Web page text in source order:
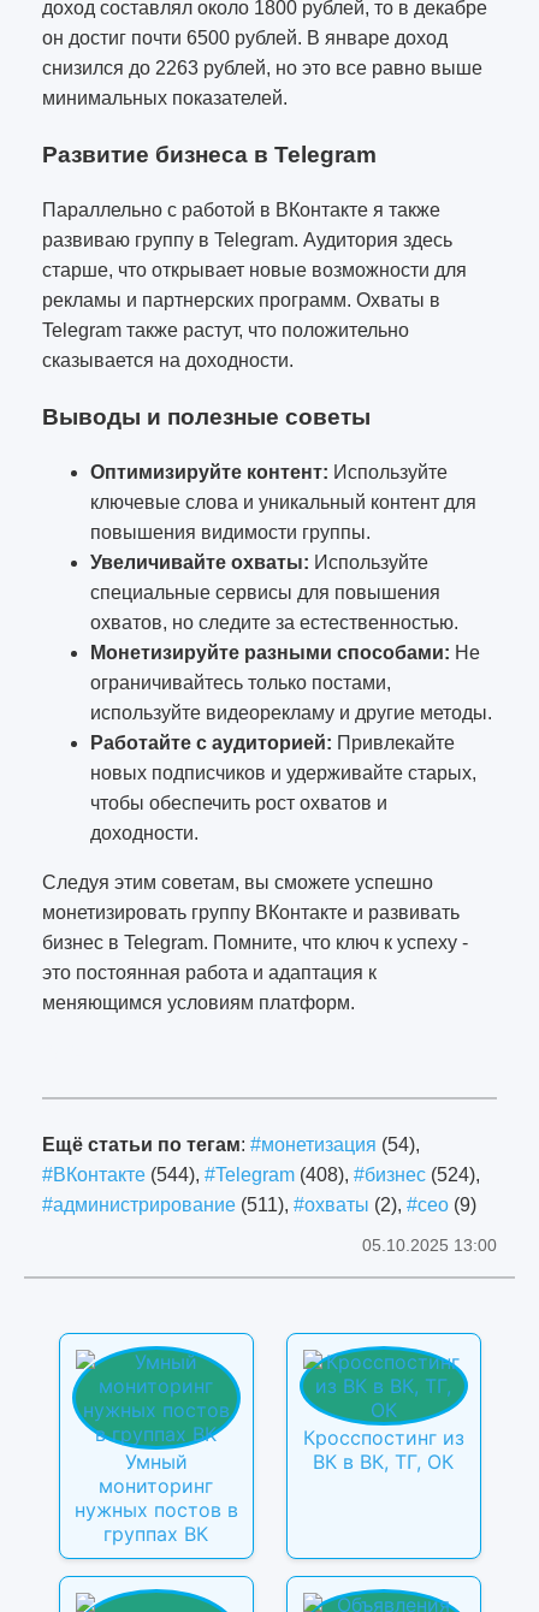
доход составлял около 1800 рублей, то в декабре
он достиг почти 6500 рублей. В январе доход
снизился до 2263 рублей, но это все равно выше
минимальных показателей.
Развитие бизнеса в Telegram
Параллельно с работой в ВКонтакте я также
развиваю группу в Telegram. Аудитория здесь
старше, что открывает новые возможности для
рекламы и партнерских программ. Охваты в
Telegram также растут, что положительно
сказывается на доходности.
Выводы и полезные советы
Оптимизируйте контент: Используйте
ключевые слова и уникальный контент для
повышения видимости группы.
Увеличивайте охваты: Используйте
специальные сервисы для повышения
охватов, но следите за естественностью.
Монетизируйте разными способами: Не
ограничивайтесь только постами,
используйте видеорекламу и другие методы.
Работайте с аудиторией: Привлекайте
новых подписчиков и удерживайте старых,
чтобы обеспечить рост охватов и
доходности.
Следуя этим советам, вы сможете успешно
монетизировать группу ВКонтакте и развивать
бизнес в Telegram. Помните, что ключ к успеху -
это постоянная работа и адаптация к
меняющимся условиям платформ.
Ещё статьи по тегам: #монетизация (54),
#ВКонтакте (544), #Telegram (408), #бизнес (524),
#администрирование (511), #охваты (2), #сео (9)
05.10.2025 13:00
Умный
мониторинг
нужных постов в
группах ВК
Кросспостинг из
ВК в ВК, ТГ, ОК